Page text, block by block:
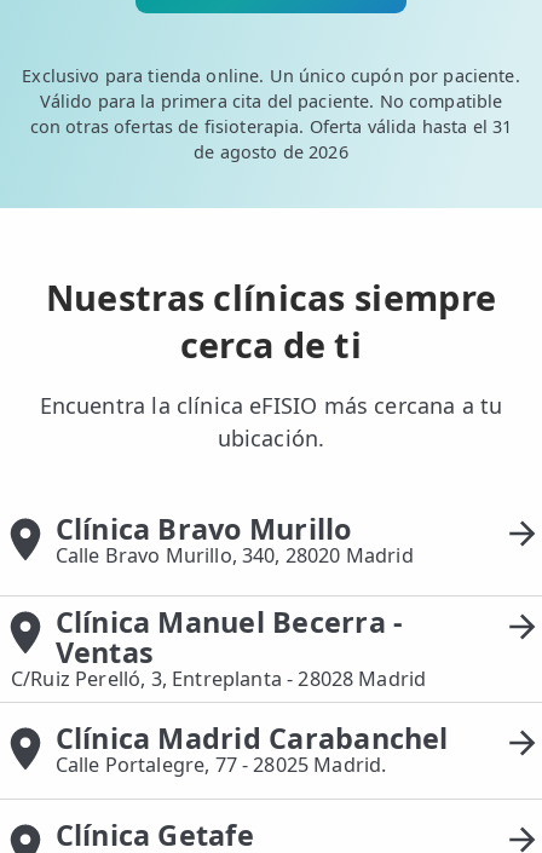
Exclusivo para tienda online. Un único cupón por paciente.
Válido para la primera cita del paciente. No compatible
con otras ofertas de fisioterapia. Oferta válida hasta el 31
de agosto de 2026
Nuestras clínicas siempre
cerca de ti
Encuentra la clínica eFISIO más cercana a tu
ubicación.
Clínica Bravo Murillo
Calle Bravo Murillo, 340, 28020 Madrid
Clínica Manuel Becerra -
Ventas
C/Ruiz Perelló, 3, Entreplanta - 28028 Madrid
Clínica Madrid Carabanchel
Calle Portalegre, 77 - 28025 Madrid.
Clínica Getafe